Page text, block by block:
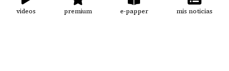
videos premium e-papper mis noticias